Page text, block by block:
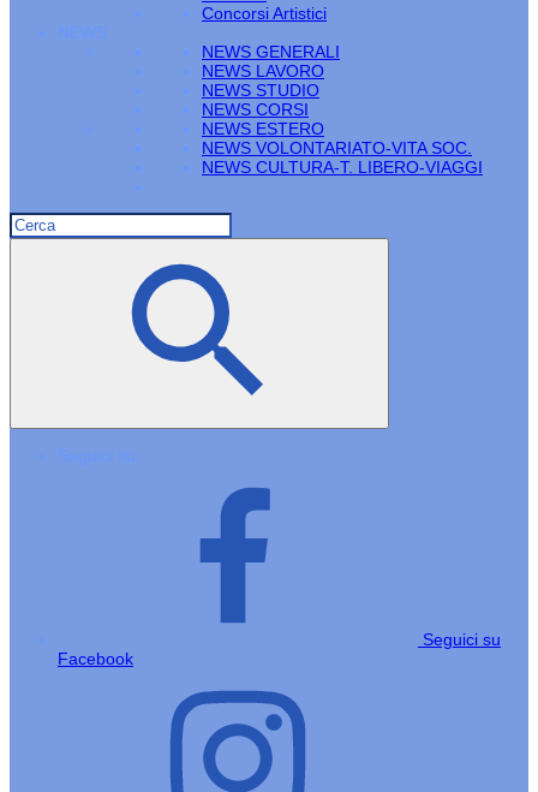
Concorsi Artistici
NEWS
NEWS GENERALI
NEWS LAVORO
NEWS STUDIO
NEWS CORSI
NEWS ESTERO
NEWS VOLONTARIATO-VITA SOC.
NEWS CULTURA-T. LIBERO-VIAGGI
Seguici su
Seguici su
Facebook